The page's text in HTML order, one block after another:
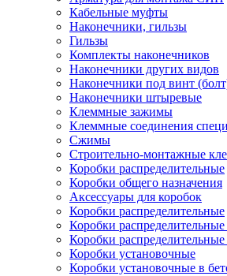
Кабельные муфты
Наконечники, гильзы
Гильзы
Комплекты наконечников
Наконечники других видов
Наконечники под винт
Наконечники штыревые
Клеммные зажимы
Клеммные соединения
Сжимы
Строительно-монтажные
Коробки распределительные
Коробки общего назначения
Аксессуары для коробок
Коробки распределительные
Коробки
Коробки
Коробки установочные
Коробки установочные в